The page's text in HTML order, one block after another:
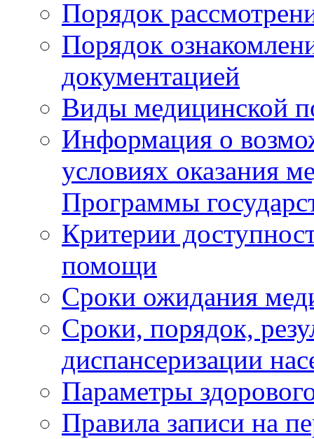
Порядок
Порядок
документацией
Виды медицинской
Информация о
условиях оказания
Программы
Критерии
помощи
Сроки ожидания
Сроки, порядок,
диспансеризации
Параметры
Правила записи на